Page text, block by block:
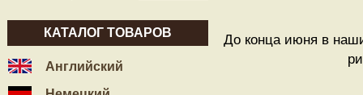
КАТАЛОГ ТОВАРОВ
Английский
До конца июня в